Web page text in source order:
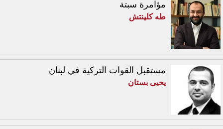
مؤامرة سبتة
طه كلينتش
مستقبل القوات التركية في لبنان
يحيى بستان